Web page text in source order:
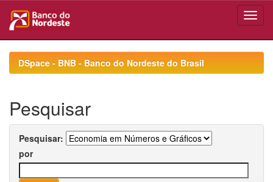
navigationDSpace - BNB - Banco do Nordeste do Brasil
Pesquisar
Pesquisar:
por